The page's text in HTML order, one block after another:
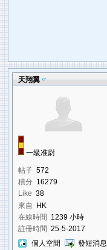
天翔翼
一級准尉
帖子 572
積分 16279
Like 38
來自
HK
在線時間 1239 小時
註冊時間
25-5-2017
個人空間
發短消息